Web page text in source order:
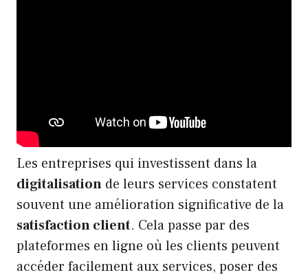
Les entreprises qui investissent dans la
digitalisation de leurs services constatent
souvent une amélioration significative de la
satisfaction client. Cela passe par des
plateformes en ligne où les clients peuvent
accéder facilement aux services, poser des